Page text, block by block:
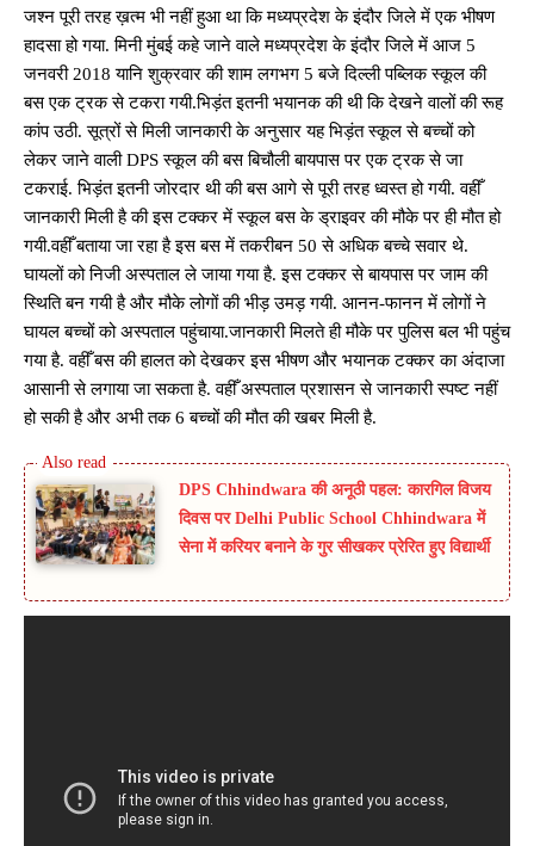
जश्न पूरी तरह ख़त्म भी नहीं हुआ था कि मध्यप्रदेश के इंदौर जिले में एक भीषण
हादसा हो गया. मिनी मुंबई कहे जाने वाले मध्यप्रदेश के इंदौर जिले में आज 5
जनवरी 2018 यानि शुक्रवार की शाम लगभग 5 बजे दिल्ली पब्लिक स्कूल की
बस एक ट्रक से टकरा गयी.भिड़ंत इतनी भयानक की थी कि देखने वालों की रूह
कांप उठी. सूत्रों से मिली जानकारी के अनुसार यह भिड़ंत स्कूल से बच्चों को
लेकर जाने वाली DPS स्कूल की बस बिचौली बायपास पर एक ट्रक से जा
टकराई. भिड़ंत इतनी जोरदार थी की बस आगे से पूरी तरह ध्वस्त हो गयी. वहीँ
जानकारी मिली है की इस टक्कर में स्कूल बस के ड्राइवर की मौके पर ही मौत हो
गयी.वहीँ बताया जा रहा है इस बस में तकरीबन 50 से अधिक बच्चे सवार थे.
घायलों को निजी अस्पताल ले जाया गया है. इस टक्कर से बायपास पर जाम की
स्थिति बन गयी है और मौके लोगों की भीड़ उमड़ गयी. आनन-फानन में लोगों ने
घायल बच्चों को अस्पताल पहुंचाया.जानकारी मिलते ही मौके पर पुलिस बल भी पहुंच
गया है. वहीँ बस की हालत को देखकर इस भीषण और भयानक टक्कर का अंदाजा
आसानी से लगाया जा सकता है. वहीँ अस्पताल प्रशासन से जानकारी स्पष्ट नहीं
हो सकी है और अभी तक 6 बच्चों की मौत की खबर मिली है.
DPS Chhindwara की अनूठी पहल: कारगिल विजय
दिवस पर Delhi Public School Chhindwara में
सेना में करियर बनाने के गुर सीखकर प्रेरित हुए विद्यार्थी